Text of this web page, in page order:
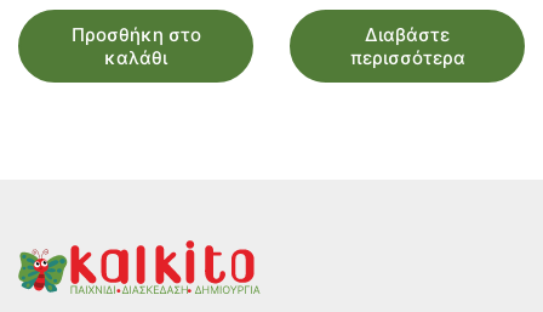
Προσθήκη στο
καλάθι
Διαβάστε
περισσότερα